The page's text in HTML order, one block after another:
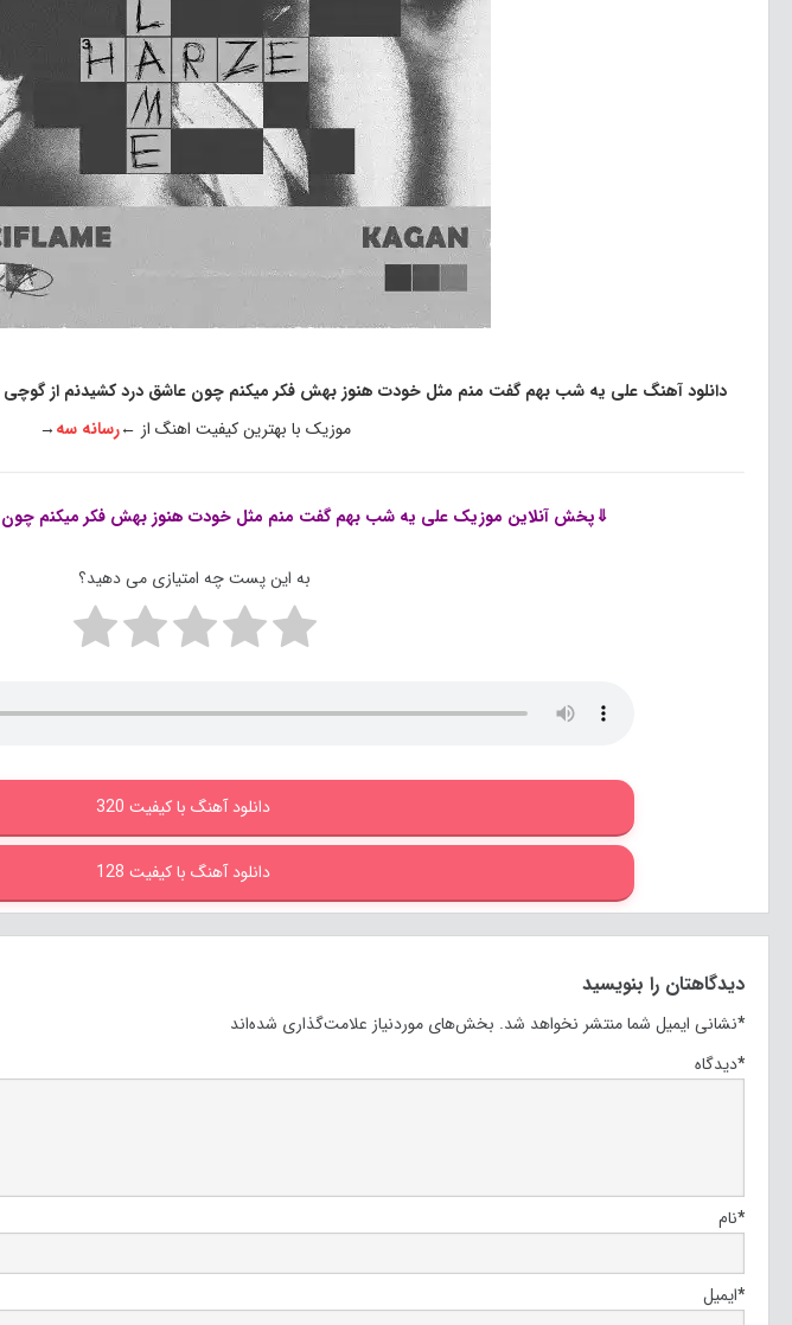
دانلود آهنگ علی یه شب بهم گفت منم مثل خودت هنوز بهش فکر میکنم چون عاشق درد کشیدنم از گوچی
موزیک با بهترین کیفیت اهنگ از ←رسانه سه→
⇓پخش آنلاین موزیکعلی یه شب بهم گفت منم مثل خودت هنوز بهش فکر میکنم چون
به این پست چه امتیازی می دهید؟
دانلود آهنگ با کیفیت 320
دانلود آهنگ با کیفیت 128
دیدگاهتان را بنویسید
نشانی ایمیل شما منتشر نخواهد شد. بخش‌های موردنیاز علامت‌گذاری شده‌اند
*
دیدگاه*
نام*
ایمیل*